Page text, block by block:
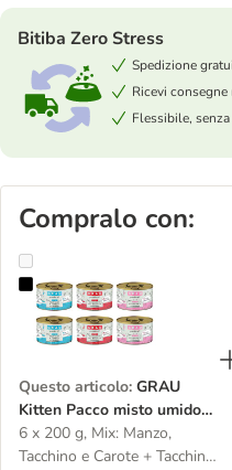
Bitiba Zero Stress
Spedizione
Ricevi consegne
Flessibile,
Compralo con:
GRAU Kitten Pacco misto
Questo articolo: GRAU
Kitten Pacco misto umido
gatto
6 x 200 g, Mix: Manzo,
Tacchino e Carote + Tacchino